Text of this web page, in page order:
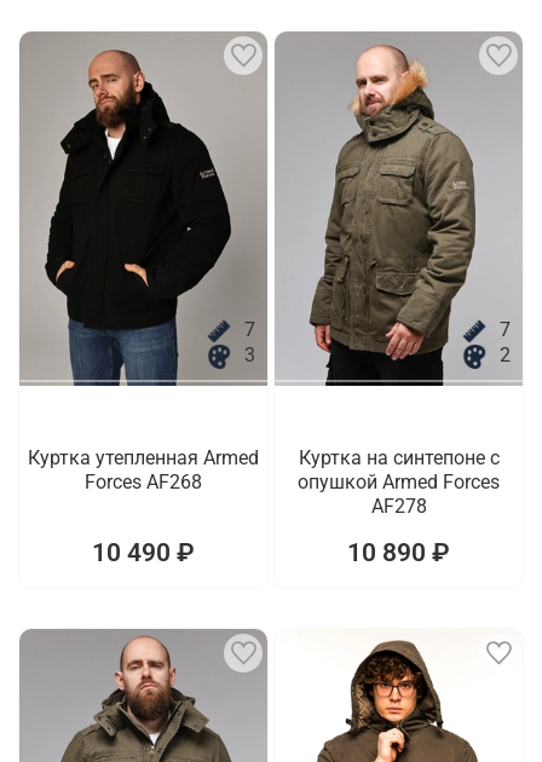
7
3
Куртка утепленная Armed
Forces AF268
10 490 ₽
7
2
Куртка на синтепоне с
опушкой Armed Forces
AF278
10 890 ₽